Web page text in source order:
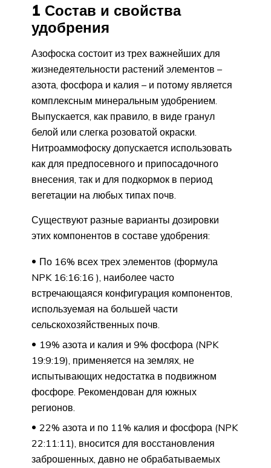
1 Состав и свойства
удобрения
Азофоска состоит из трех важнейших для
жизнедеятельности растений элементов –
азота, фосфора и калия – и потому является
комплексным минеральным удобрением.
Выпускается, как правило, в виде гранул
белой или слегка розоватой окраски.
Нитроаммофоску допускается использовать
как для предпосевного и припосадочного
внесения, так и для подкормок в период
вегетации на любых типах почв.
Существуют разные варианты дозировки
этих компонентов в составе удобрения:
По 16% всех трех элементов (формула
NPK 16:16:16 ), наиболее часто
встречающаяся конфигурация компонентов,
используемая на большей части
сельскохозяйственных почв.
19% азота и калия и 9% фосфора (NPK
19:9:19), применяется на землях, не
испытывающих недостатка в подвижном
фосфоре. Рекомендован для южных
регионов.
22% азота и по 11% калия и фосфора (NPK
22:11:11), вносится для восстановления
заброшенных, давно не обрабатываемых